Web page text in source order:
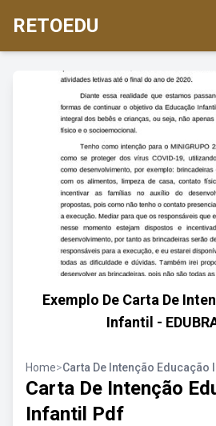
RETOEDU
Exemplo De Carta De
Infantil -
Home>Carta De Intenção Educação
Carta De Intenção
Infantil Pdf